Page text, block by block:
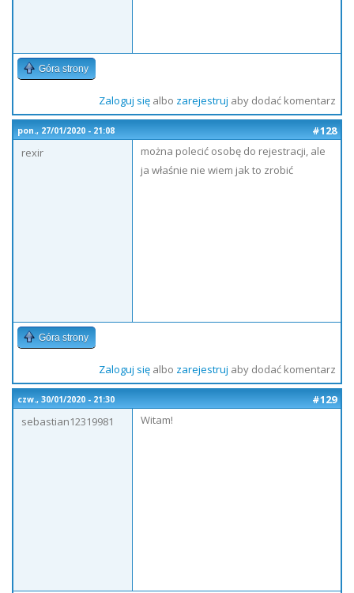
Góra strony
Zaloguj sięalbo zarejestruj aby dodać komentarz
pon., 27/01/2020 - 21:08
#128
rexir
można polecić osobę do rejestracji, ale
ja właśnie nie wiem jak to zrobić
Góra strony
Zaloguj sięalbo zarejestruj aby dodać komentarz
czw., 30/01/2020 - 21:30
#129
sebastian12319981
Witam!